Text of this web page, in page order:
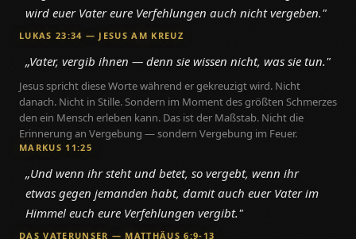
wird euer Vater eure Verfehlungen auch nicht vergeben."
LUKAS 23:34 — JESUS AM KREUZ
„Vater, vergib ihnen — denn sie wissen nicht, was sie tun."
Jesus spricht diese Worte während er gekreuzigt wird. Nicht
danach. Nicht in Stille. Sondern im Moment des größten Schmerzes
den ein Mensch erleben kann. Das ist der Maßstab. Nicht die
Erinnerung an Vergebung — sondern Vergebung im Feuer.
MARKUS 11:25
„Und wenn ihr steht und betet, so vergebt, wenn ihr
etwas gegen jemanden habt, damit auch euer Vater im
Himmel euch eure Verfehlungen vergibt."
DAS VATERUNSER — MATTHÄUS 6:9-13